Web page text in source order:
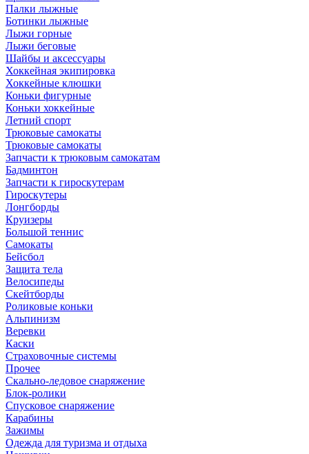
Палки лыжные
Ботинки лыжные
Лыжи горные
Лыжи беговые
Шайбы и аксессуары
Хоккейная экипировка
Хоккейные клюшки
Коньки фигурные
Коньки хоккейные
Летний спорт
Трюковые самокаты
Трюковые самокаты
Запчасти к трюковым самокатам
Бадминтон
Запчасти к гироскутерам
Гироскутеры
Лонгборды
Круизеры
Большой теннис
Самокаты
Бейсбол
Защита тела
Велосипеды
Скейтборды
Роликовые коньки
Альпинизм
Веревки
Каски
Страховочные системы
Прочее
Скально-ледовое снаряжение
Блок-ролики
Спусковое снаряжение
Карабины
Зажимы
Одежда для туризма и отдыха